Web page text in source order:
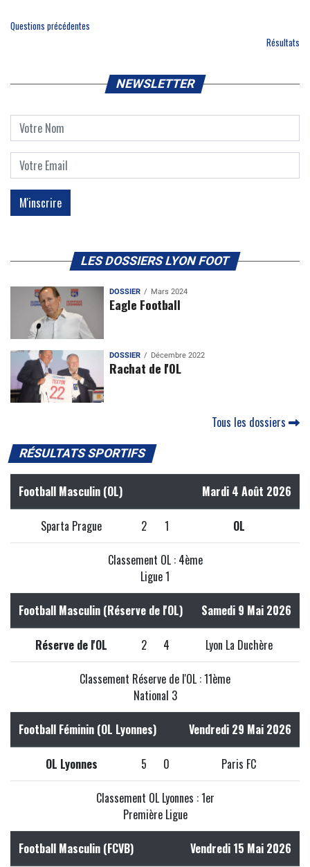
Questions précédentes
Résultats
NEWSLETTER
LES DOSSIERS LYON FOOT
DOSSIER Mars 2024
Eagle Football
DOSSIER Décembre 2022
Rachat de l'OL
Tous les dossiers
RÉSULTATS SPORTIFS
Football Masculin (OL) Mardi 4 Août 2026
Sparta Prague 2 1 OL
Classement OL : 4ème
Ligue 1
Football Masculin (Réserve de l'OL) Samedi 9 Mai 2026
Réserve de l'OL 2 4 Lyon La Duchère
Classement Réserve de l'OL : 11ème
National 3
Football Féminin (OL Lyonnes) Vendredi 29 Mai 2026
OL Lyonnes 5 0 Paris FC
Classement OL Lyonnes : 1er
Première Ligue
Football Masculin (FCVB) Vendredi 15 Mai 2026